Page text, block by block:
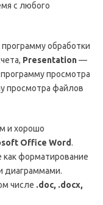
с любого
обработки
Presentation—
просмотра
просмотра файлов
и хорошо
Office Word.
форматирование
диаграммами.
числе .doc, .docx,